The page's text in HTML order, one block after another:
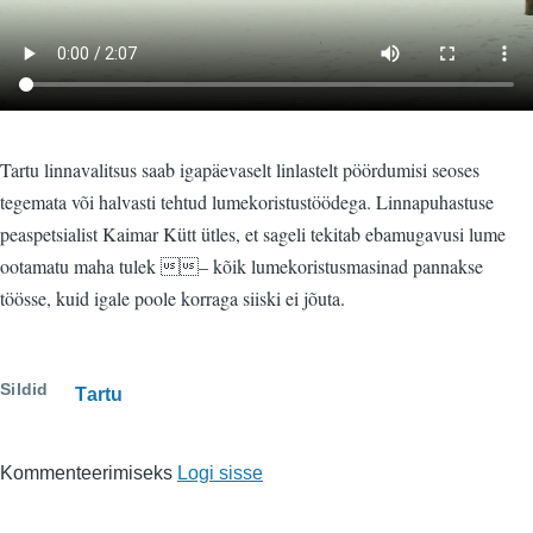
Tartu linnavalitsus saab igapäevaselt linlastelt pöördumisi seoses
tegemata või halvasti tehtud lumekoristustöödega. Linnapuhastuse
peaspetsialist Kaimar Kütt ütles, et sageli tekitab ebamugavusi lume
ootamatu maha tulek – kõik lumekoristusmasinad pannakse
töösse, kuid igale poole korraga siiski ei jõuta.
Sildid Tartu
Kommenteerimiseks Logi sisse